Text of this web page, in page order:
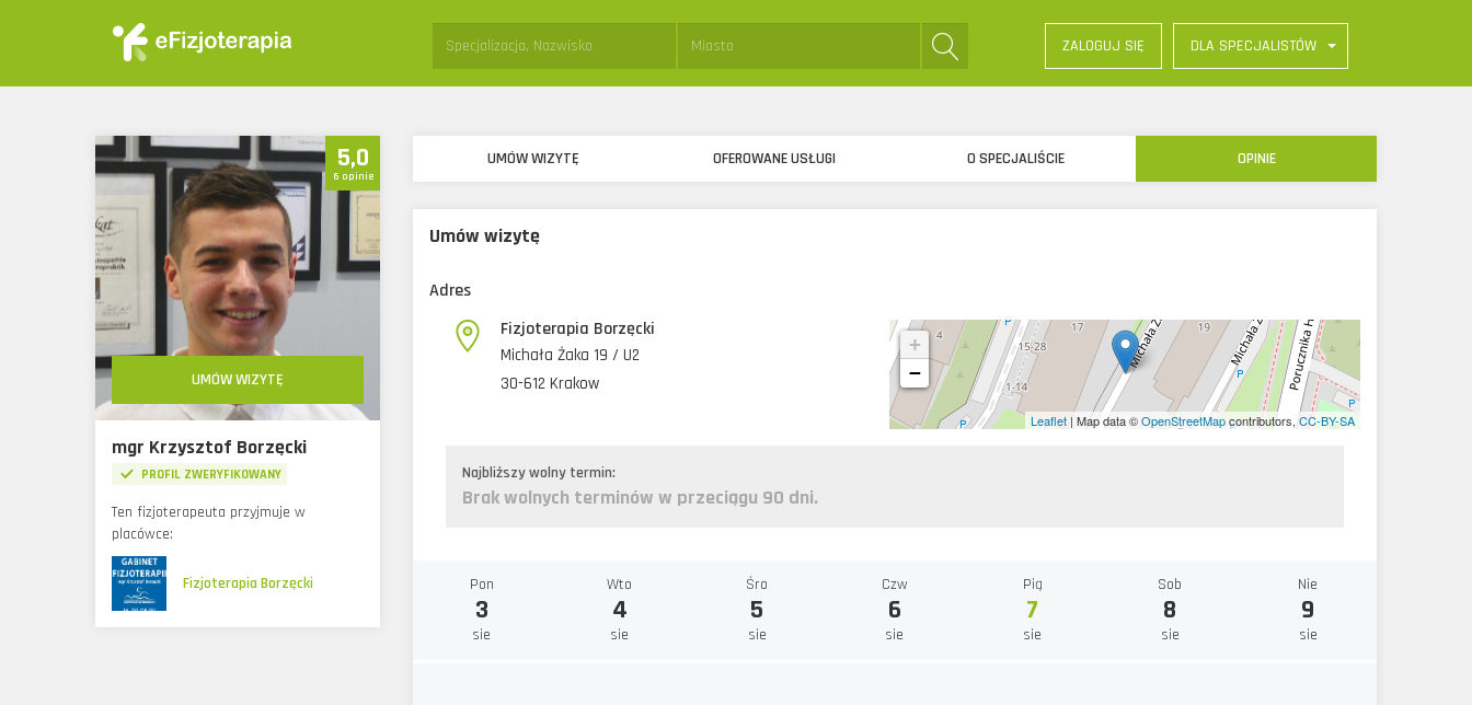
ZALOGUJ SIĘ DLA SPECJALISTÓW
5,0
6 opinie
UMÓW WIZYTĘ
mgr Krzysztof Borzęcki
PROFIL ZWERYFIKOWANY
Ten fizjoterapeuta przyjmuje w
placówce:
Fizjoterapia Borzęcki
UMÓW WIZYTĘ OFEROWANE USŁUGI O SPECJALIŚCIE OPINIE
Umów wizytę
Adres
Fizjoterapia Borzęcki
Michała Żaka 19 / U2
30-612 Krakow
+
−
Leaflet | Map data ©OpenStreetMapcontributors,CC-BY-SA
Najbliższy wolny termin:
Brak wolnych terminów w przeciągu 90 dni.
Pon
3
sie
Wto
4
sie
Śro
5
sie
Czw
6
sie
Pią
7
sie
Sob
8
sie
Nie
9
sie